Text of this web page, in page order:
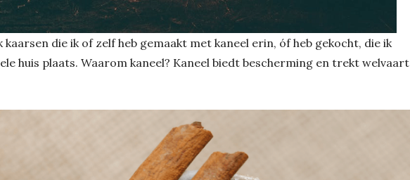
kaarsen die ik of zelf heb gemaakt met kaneel erin, óf heb gekocht, die ik
huis plaats. Waarom kaneel? Kaneel biedt bescherming en trekt welvaart